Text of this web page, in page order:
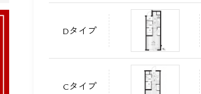
Dタイプ
Cタイプ